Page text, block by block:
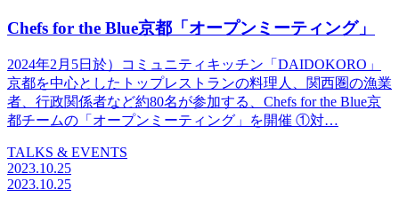
Chefs for the Blue京都「オープンミーティング」
2024年2月5日於）コミュニティキッチン「DAIDOKORO」
京都を中心としたトップレストランの料理人、関西圏の漁業
者、行政関係者など約80名が参加する、Chefs for the Blue京
都チームの「オープンミーティング」を開催 ①対…
TALKS & EVENTS
2023.10.25
2023.10.25